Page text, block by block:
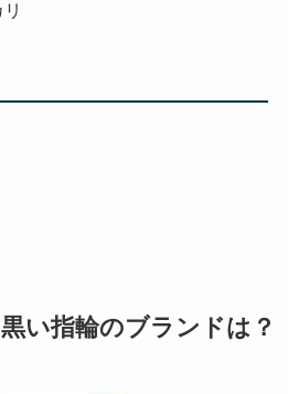
い指輪のブランドは？